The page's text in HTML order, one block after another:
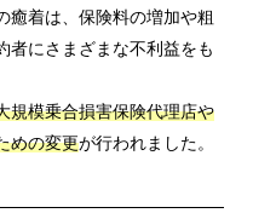
癒着は、保険料の増加や粗
者にさまざまな不利益をも
規模乗合損害保険代理店や
めの変更が行われました。